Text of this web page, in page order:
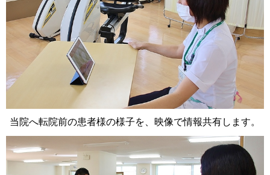
当院へ転院前の患者様の様子を、映像で情報共有します。